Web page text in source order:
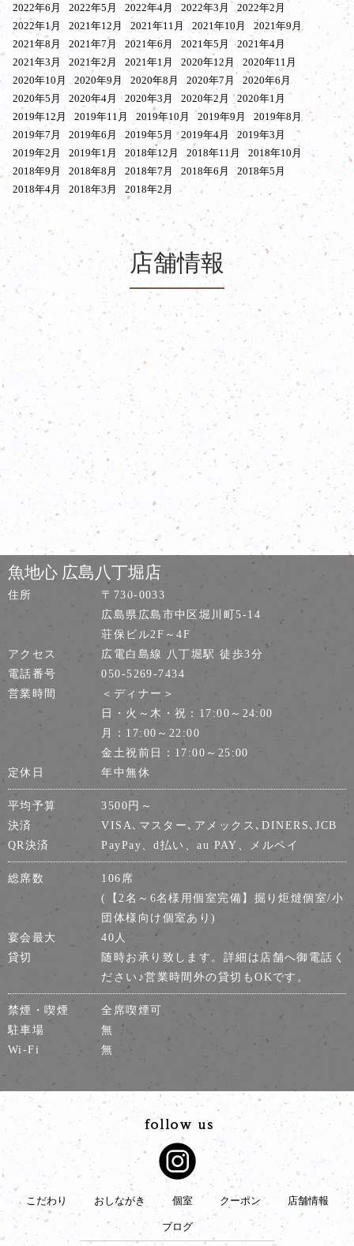
2022年6月
2022年5月 2022年4月 2022年3月
2022年2月
2022年1月
2021年12月 2021年11月 2021年10月
2021年9月
2021年8月
2021年7月 2021年6月 2021年5月
2021年4月
2021年3月
2021年2月 2021年1月 2020年12月
2020年11月
2020年10月
2020年9月 2020年8月 2020年7月
2020年6月
2020年5月
2020年4月 2020年3月 2020年2月
2020年1月
2019年12月
2019年11月 2019年10月 2019年9月
2019年8月
2019年7月
2019年6月 2019年5月 2019年4月
2019年3月
2019年2月
2019年1月 2018年12月 2018年11月
2018年10月
2018年9月
2018年8月 2018年7月 2018年6月
2018年5月
2018年4月
2018年3月 2018年2月
店舗情報
魚地心 広島八丁堀店
住所
〒730-0033
広島県広島市中区堀川町5-14
荘保ビル2F～4F
アクセス
広電白島線 八丁堀駅 徒歩3分
電話番号
050-5269-7434
営業時間
＜ディナー＞
日・火～木・祝：17:00～24:00
月：17:00～22:00
金土祝前日：17:00～25:00
定休日
年中無休
平均予算
3500円～
決済
VISA､マスター､アメックス､DINERS､JCB
QR決済
PayPay、d払い、au PAY、メルペイ
総席数
106席
(【2名～6名様用個室完備】掘り炬燵個室/小
団体様向け個室あり)
宴会最大
40人
貸切
随時お承り致します。詳細は店舗へ御電話く
ださい♪営業時間外の貸切もOKです。
禁煙・喫煙
全席喫煙可
駐車場
無
Wi-Fi
無
こだわり おしながき 個室 クーポン 店舗情報
ブログ